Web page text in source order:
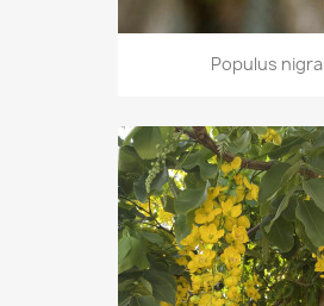
Populus nigra